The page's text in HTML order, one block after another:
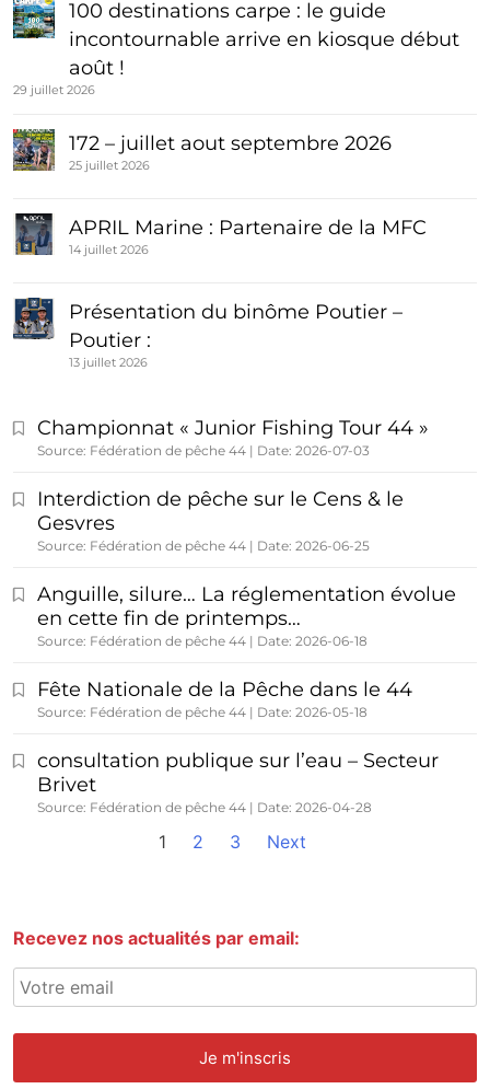
100 destinations carpe : le guide
incontournable arrive en kiosque début
août !
29 juillet 2026
172 – juillet aout septembre 2026
25 juillet 2026
APRIL Marine : Partenaire de la MFC
14 juillet 2026
Présentation du binôme Poutier –
Poutier :
13 juillet 2026
Championnat « Junior Fishing Tour 44 »
Source: Fédération de pêche 44 Date: 2026-07-03
Interdiction de pêche sur le Cens & le
Gesvres
Source: Fédération de pêche 44 Date: 2026-06-25
Anguille, silure… La réglementation évolue
en cette fin de printemps…
Source: Fédération de pêche 44 Date: 2026-06-18
Fête Nationale de la Pêche dans le 44
Source: Fédération de pêche 44 Date: 2026-05-18
consultation publique sur l’eau – Secteur
Brivet
Source: Fédération de pêche 44 Date: 2026-04-28
1 2 3 Next
Recevez nos actualités par email: